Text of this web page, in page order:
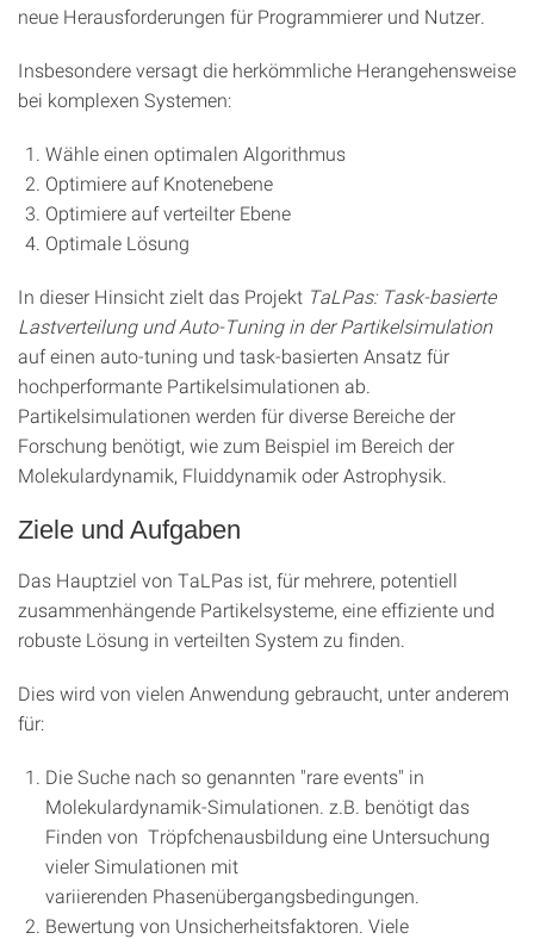
neue Herausforderungen für Programmierer und Nutzer.
Insbesondere versagt die herkömmliche Herangehensweise
bei komplexen Systemen:
Wähle einen optimalen Algorithmus
Optimiere auf Knotenebene
Optimiere auf verteilter Ebene
Optimale Lösung
In dieser Hinsicht zielt das Projekt TaLPas: Task-basierte
Lastverteilung und Auto-Tuning in der Partikelsimulation
auf einen auto-tuning und task-basierten Ansatz für
hochperformante Partikelsimulationen ab.
Partikelsimulationen werden für diverse Bereiche der
Forschung benötigt, wie zum Beispiel im Bereich der
Molekulardynamik, Fluiddynamik oder Astrophysik.
Ziele und Aufgaben
Das Hauptziel von TaLPas ist, für mehrere, potentiell
zusammenhängende Partikelsysteme, eine effiziente und
robuste Lösung in verteilten System zu finden.
Dies wird von vielen Anwendung gebraucht, unter anderem
für:
Die Suche nach so genannten "rare events" in
Molekulardynamik-Simulationen. z.B. benötigt das
Finden von Tröpfchenausbildung eine Untersuchung
vieler Simulationen mit
variierenden Phasenübergangsbedingungen.
Bewertung von Unsicherheitsfaktoren. Viele